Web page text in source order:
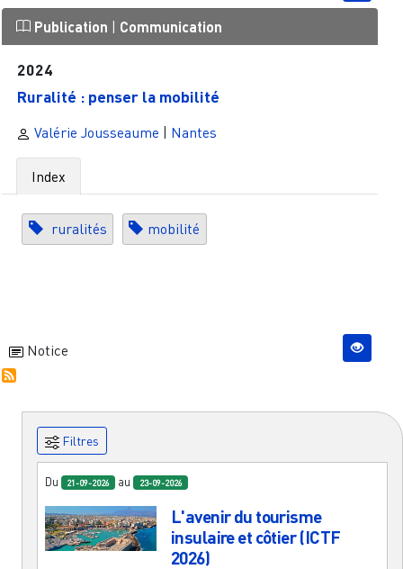
Publication | Communication
2024
Ruralité : penser la mobilité
Valérie Jousseaume | Nantes
Index
ruralités mobilité
Notice
Filtres
Du 21-09-2026 au 23-09-2026
L'avenir du tourisme
insulaire et côtier (ICTF
2026)